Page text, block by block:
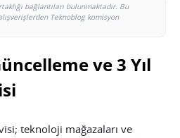
bağlantıları bulunmaktadır. Bu
Teknoblog komisyon
ve 3 Yıl
teknoloji mağazaları ve